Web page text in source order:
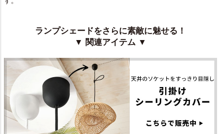
ランプシェードをさらに素敵に魅せる！
▼ 関連アイテム ▼